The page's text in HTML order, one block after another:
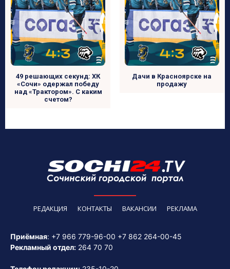
49 решающих секунд: ХК
«Сочи» одержал победу
над «Трактором». С каким
счетом?
Дачи в Красноярске на
продажу
РЕДАКЦИЯ КОНТАКТЫ ВАКАНСИИ РЕКЛАМА
Приёмная: +7 966 779-96-00 +7 862 264-00-45
Рекламный отдел: 264 70 70